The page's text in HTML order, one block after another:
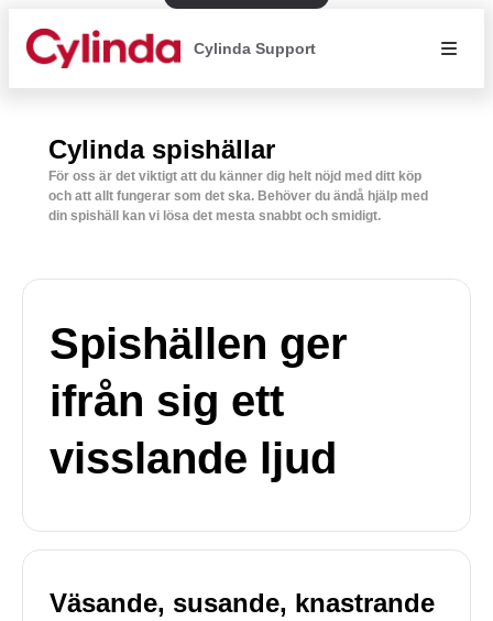
Cylinda Support
Cylinda spishällar
För oss är det viktigt att du känner dig helt nöjd med ditt köp
och att allt fungerar som det ska. Behöver du ändå hjälp med
din spishäll kan vi lösa det mesta snabbt och smidigt.
Spishällen ger
ifrån sig ett
visslande ljud
Väsande, susande, knastrande